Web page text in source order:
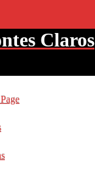
Claros